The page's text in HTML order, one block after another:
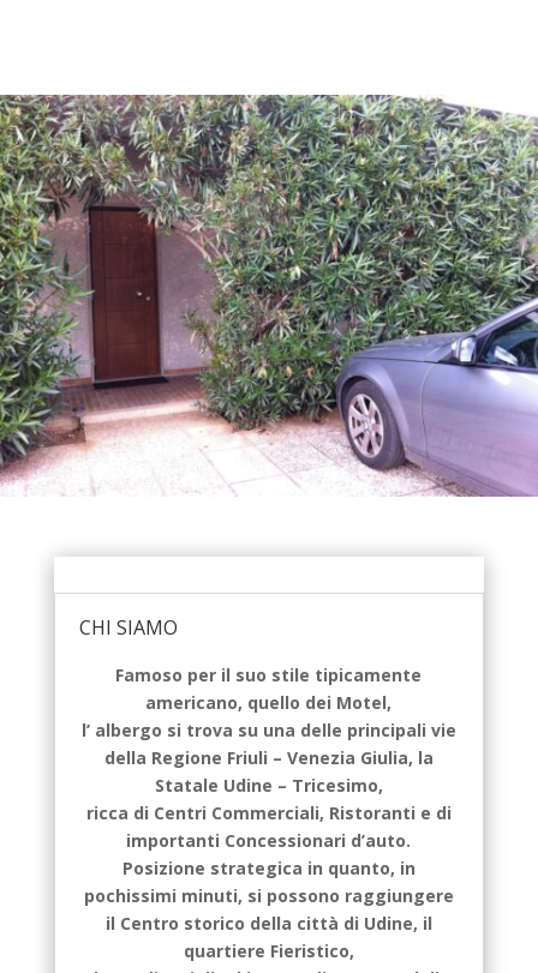
CHI SIAMO
Famoso per il suo stile tipicamente
americano, quello dei Motel,
l’ albergo si trova su una delle principali vie
della Regione Friuli – Venezia Giulia, la
Statale Udine – Tricesimo,
ricca di Centri Commerciali, Ristoranti e di
importanti Concessionari d’auto.
Posizione strategica in quanto, in
pochissimi minuti, si possono raggiungere
il Centro storico della città di Udine, il
quartiere Fieristico,